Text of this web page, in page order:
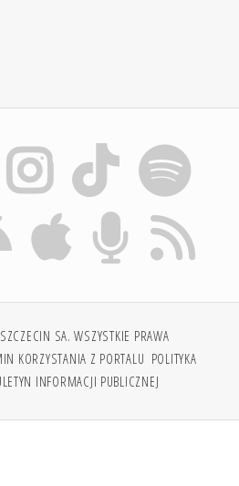
SA. WSZYSTKIE PRAWA
KORZYSTANIA Z PORTALU POLITYKA
INFORMACJI PUBLICZNEJ